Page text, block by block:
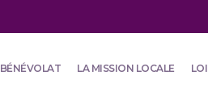
BÉNÉVOLAT LA MISSION LOCALE